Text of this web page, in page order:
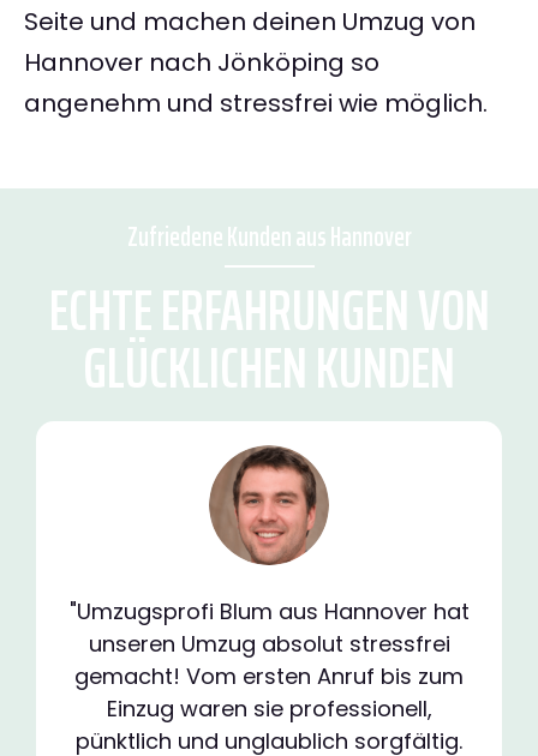
Seite und machen deinen Umzug von
Hannover nach Jönköping so
angenehm und stressfrei wie möglich.
Zufriedene Kunden aus Hannover
ECHTE ERFAHRUNGEN VON
GLÜCKLICHEN KUNDEN
"Umzugsprofi Blum aus Hannover hat
unseren Umzug absolut stressfrei
gemacht! Vom ersten Anruf bis zum
Einzug waren sie professionell,
pünktlich und unglaublich sorgfältig.